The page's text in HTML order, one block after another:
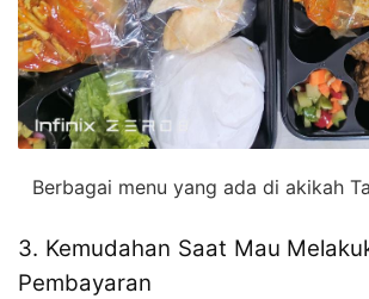
Berbagai menu yang ada di akikah
3. Kemudahan Saat Mau
Pembayaran